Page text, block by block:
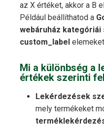
az X értéket, akkor a B
Például beállíthatod a
webáruház kategóriái
custom_label
Mi a különbség a
értékek szerinti
Lekérdezések
mely termékeket